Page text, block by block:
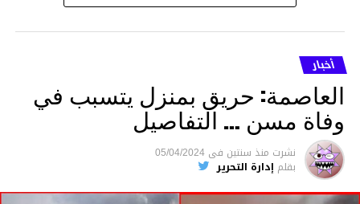
هلال في توقيت قياسي من محاصرة المشتبه به
والقبض عليه وإحالته على التحقيق في خصوص
ما نُسبه إليه.
متابعة
قسم الاخبار
أخبار
العاصمة: حريق بمنزل يتسبب في
وفاة مسن … التفاصيل
نشرت منذ سنتين فى 05/04/2024
بقلم إدارة التحرير